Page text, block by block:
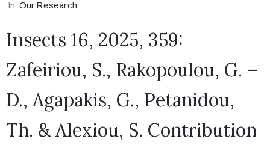
In Our Research
Insects 16, 2025, 359:
Zafeiriou, S., Rakopoulou, G. –
D., Agapakis, G., Petanidou,
Th. & Alexiou, S. Contribution